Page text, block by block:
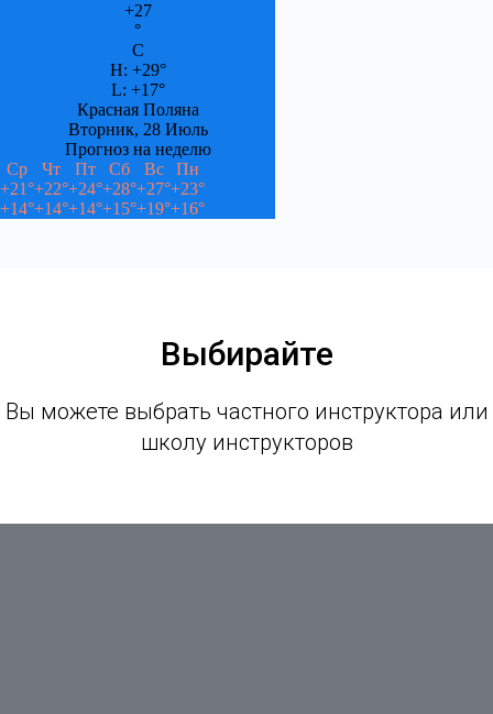
+27
°
C
H: +29°
L: +17°
Красная Поляна
Вторник, 28 Июль
Прогноз на неделю
Ср
Чт Пт Сб Вс
Пн
+21°+22°+24°+28°+27°+23°
+14°+14°+14°+15°+19°+16°
Выбирайте
Вы можете выбрать частного инструктора или
школу инструкторов